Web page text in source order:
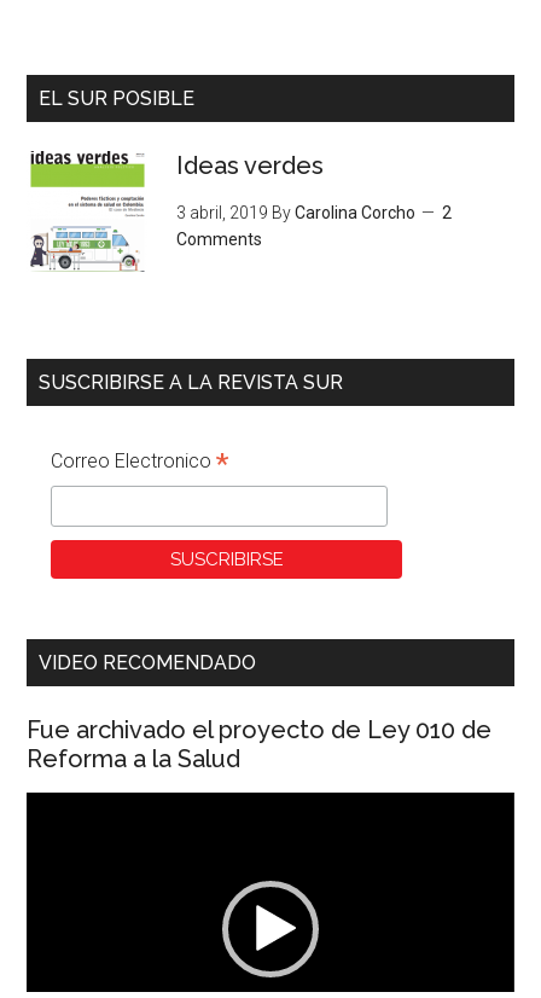
EL SUR POSIBLE
Ideas verdes
3 abril, 2019 ByCarolina Corcho
2
Comments
SUSCRIBIRSE A LA REVISTA SUR
Correo Electronico*
VIDEO RECOMENDADO
Fue archivado el proyecto de Ley 010 de
Reforma a la Salud